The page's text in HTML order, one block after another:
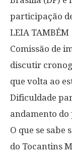
participação
LEIA TAMBÉM
Comissão de
discutir
que volta ao
Dificuldade
andamento do
O que se sabe
do Tocantins